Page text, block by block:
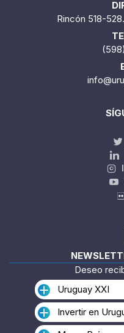
Rincón 518-
Deseo
Uruguay XXI
Invertir en